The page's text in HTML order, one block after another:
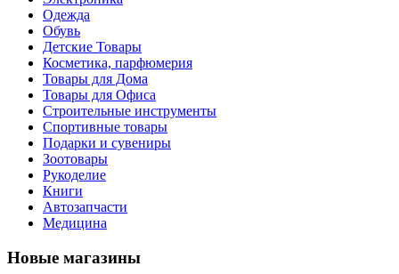
Одежда
Обувь
Детские Товары
Косметика, парфюмерия
Товары для Дома
Товары для Офиса
Строительные инструменты
Спортивные товары
Подарки и сувениры
Зоотовары
Рукоделие
Книги
Автозапчасти
Медицина
Новые магазины